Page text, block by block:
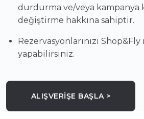
durdurma ve/veya kampanya
değiştirme hakkına sahiptir.
Rezervasyonlarınızı
yapabilirsiniz.
ALIŞVERİŞE BAŞLA >